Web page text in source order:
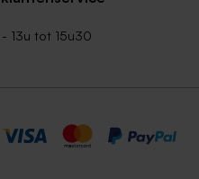
13u tot 15u30